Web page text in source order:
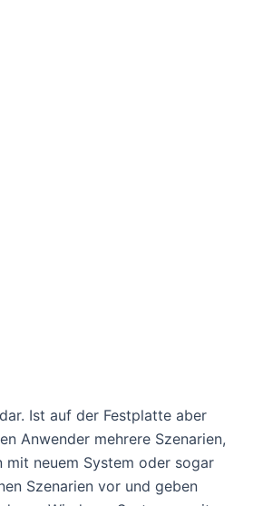
Ist auf der Festplatte aber
Anwender mehrere Szenarien,
neuem System oder sogar
Szenarien vor und geben